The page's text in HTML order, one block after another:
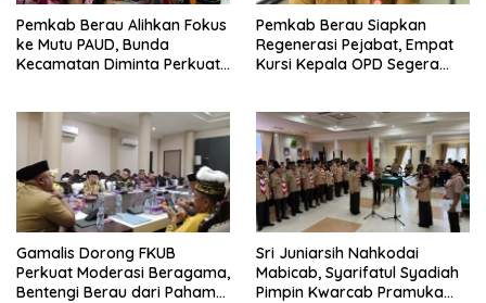
Pemkab Berau Alihkan Fokus
ke Mutu PAUD, Bunda
Kecamatan Diminta Perkuat
Pemkab Berau Siapkan
Regenerasi Pejabat, Empat
Kursi Kepala OPD Segera
Gamalis Dorong FKUB
Perkuat Moderasi Beragama,
Bentengi Berau dari Paham
Sri Juniarsih Nahkodai
Mabicab, Syarifatul Syadiah
Pimpin Kwarcab Pramuka